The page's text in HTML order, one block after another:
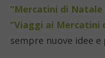
“Mercatini di Natale
“Viaggi ai Mercatini
sempre nuove idee e